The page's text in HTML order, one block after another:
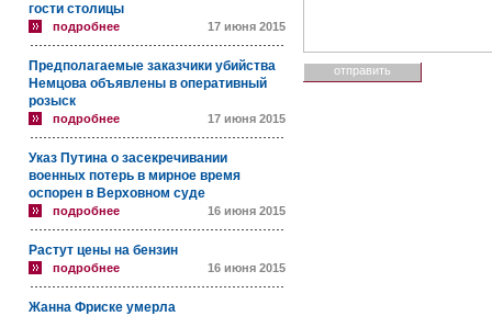
гости столицы
подробнее 17 июня 2015
Предполагаемые заказчики убийства
Немцова объявлены в оперативный
розыск
подробнее 17 июня 2015
Указ Путина о засекречивании
военных потерь в мирное время
оспорен в Верховном суде
подробнее 16 июня 2015
Растут цены на бензин
подробнее 16 июня 2015
Жанна Фриске умерла